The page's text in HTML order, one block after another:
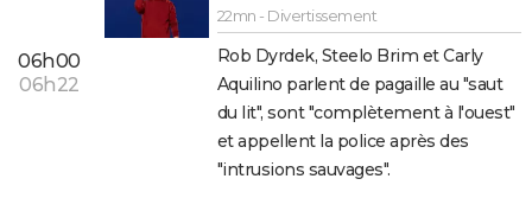
06h00
06h22
22mn - Divertissement
Rob Dyrdek, Steelo Brim et Carly
Aquilino parlent de pagaille au "saut
du lit", sont "complètement à l'ouest"
et appellent la police après des
"intrusions sauvages".